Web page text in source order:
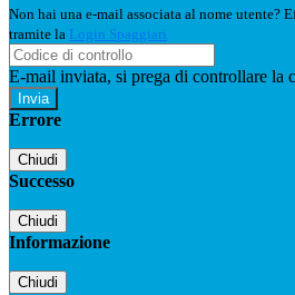
Non hai una e-mail associata al nome utente?
tramite la Login Spaggiari
E-mail inviata, si prega di controllare la
Errore
Chiudi
Successo
Chiudi
Informazione
Chiudi